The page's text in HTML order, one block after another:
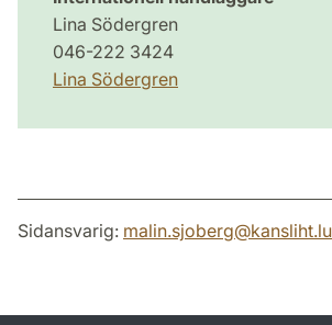
Lina Södergren
046-222 3424
Lina Södergren
Sidansvarig: malin.sjoberg@kansliht.lu